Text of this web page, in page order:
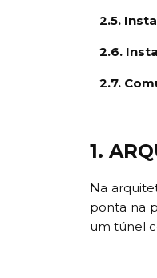
2.5.
2.6.
2.7.
1.
Na
ponta na
um túnel